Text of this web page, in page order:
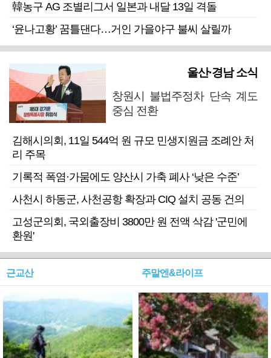
韓농구 AG 조별리그서 일본과 내달 13일 격돌
‘윤나고황’ 꿈틀댄다…거인 가을야구 불씨 살릴까
울산·경남 소식
창원시 불법주정차 단속 계도
중심 전환
김해시의회, 11일 544억 원 규모 민생지원금 조례안 처
리 주목
기록적 폭염·가뭄에도 양산시 가축 폐사 ‘낮은 수준’
사천시 하동군, 사천공항 확장과 CIQ 설치 공동 건의
고성군의회, 국외출장비 3800만 원 전액 삭감 '군민에
환원'
근교산 주말엔&라이프